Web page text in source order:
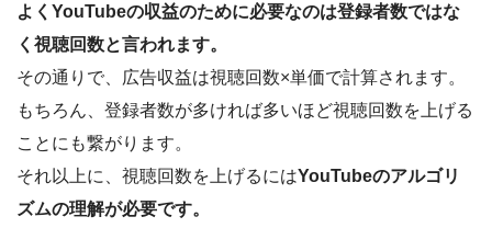
よくYouTubeの収益のために必要なのは登録者数ではな
く視聴回数と言われます。
その通りで、広告収益は視聴回数×単価で計算されます。
もちろん、登録者数が多ければ多いほど視聴回数を上げる
ことにも繋がります。
それ以上に、視聴回数を上げるにはYouTubeのアルゴリ
ズムの理解が必要です。